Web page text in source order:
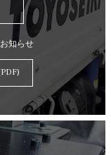
知らせ